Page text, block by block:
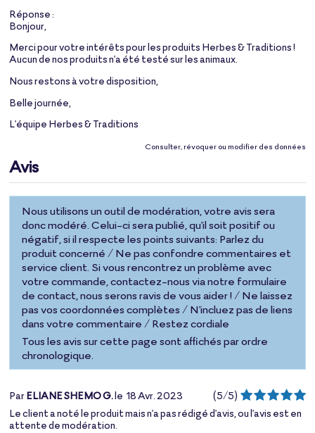
Réponse :
Bonjour,
Merci pour votre intérêts pour les produits Herbes & Traditions !
Aucun de nos produits n'a été testé sur les animaux.
Nous restons à votre disposition,
Belle journée,
L'équipe Herbes & Traditions
Consulter, révoquer ou modifier des données
Avis
Nous utilisons un outil de modération, votre avis sera
donc modéré. Celui-ci sera publié, qu'il soit positif ou
négatif, si il respecte les points suivants: Parlez du
produit concerné / Ne pas confondre commentaires et
service client. Si vous rencontrez un problème avec
votre commande, contactez-nous via notre formulaire
de contact, nous serons ravis de vous aider ! / Ne laissez
pas vos coordonnées complètes / N'incluez pas de liens
dans votre commentaire / Restez cordiale
Tous les avis sur cette page sont affichés par ordre
chronologique.
ParELIANE SHEMO G.le 18 Avr. 2023 (5/5)
Le client a noté le produit mais n'a pas rédigé d'avis, ou l'avis est en
attente de modération.